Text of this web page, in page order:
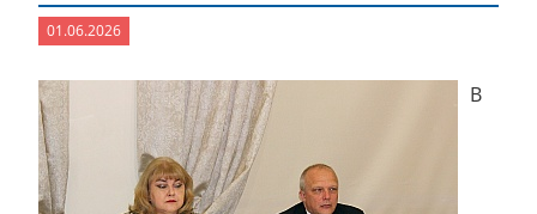
01.06.2026
В